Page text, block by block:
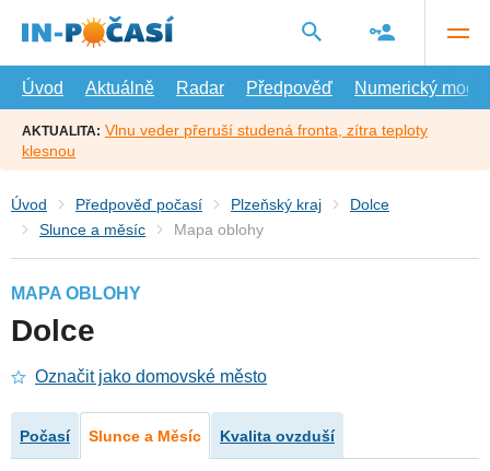
hlavní
Úvod
Aktuálně Radar Předpověď Numerický model
AKTUALITA: Vlnu veder přeruší studená fronta, zítra teploty
klesnou
Úvod Předpověď počasí Plzeňský kraj
Dolce
Slunce a měsíc
Mapa oblohy
MAPA OBLOHY
Dolce
Označit jako domovské město
Počasí Slunce a Měsíc Kvalita ovzduší